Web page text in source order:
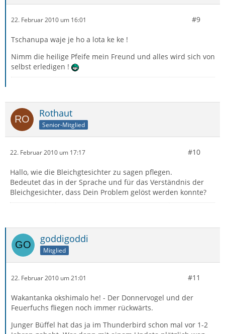
22. Februar 2010 um 16:01 #9
Tschanupa waje je ho a lota ke ke !
Nimm die heilige Pfeife mein Freund und alles wird sich von
selbst erledigen !
Rothaut
Senior-Mitglied
22. Februar 2010 um 17:17 #10
Hallo, wie die Bleichgtesichter zu sagen pflegen.
Bedeutet das in der Sprache und für das Verständnis der
Bleichgesichter, dass Dein Problem gelöst werden konnte?
goddigoddi
Mitglied
22. Februar 2010 um 21:01 #11
Wakantanka okshimalo he! - Der Donnervogel und der
Feuerfuchs fliegen noch immer rückwärts.
Junger Büffel hat das ja im Thunderbird schon mal vor 1-2